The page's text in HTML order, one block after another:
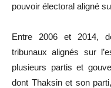
pouvoir électoral aligné
Entre 2006 et 2014,
tribunaux alignés sur
plusieurs partis et
dont Thaksin et son